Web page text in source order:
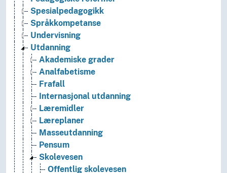
Spesialpedagogikk
Språkkompetanse
Undervisning
Utdanning
Akademiske grader
Analfabetisme
Frafall
Internasjonal utdanning
Læremidler
Læreplaner
Masseutdanning
Pensum
Skolevesen
Offentlig skolevesen